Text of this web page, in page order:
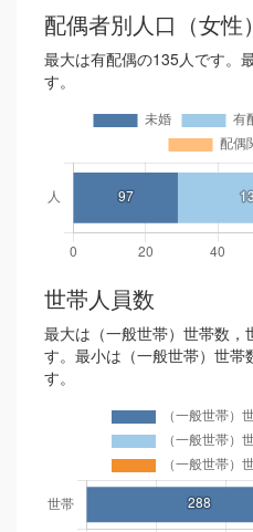
配偶者別人口（女性）
最大は有配偶の135人です。
す。
世帯人員数
最大は（一般世帯）世帯数
す。最小は（一般世帯）世
す。